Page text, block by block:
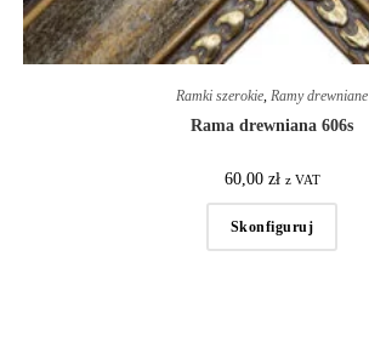
Ramki szerokie, Ramy drewniane
Rama drewniana 606s
60,00 zł z VAT
Skonfiguruj